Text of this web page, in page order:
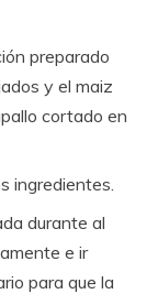
preparado
y el maiz
cortado en
ingredientes.
durante al
e ir
para que la